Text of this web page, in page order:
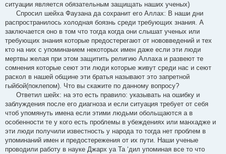
ситуации является обязательным защищать наших ученых)
Спросил шейха Фаузана да сохранит его Аллах: В наши дни
распространилось холодная боязнь среди требующих знания. А
заключается оно в том что тогда когда они слышат ученых или
требующих знания которые предостерегают от нововведений и тех
кто на них с упоминанием некоторых имен даже если эти люди
мертвы желая при этом защитить религию Аллаха и развеют те
сомнения которые сеют эти люди которые живут среди нас и сеют
раскол в нашей общине эти братья называют это запретной
гыйбой(поклепом). Что вы скажите по данному вопросу?
Ответил шейх: на это есть правило: указывать на ошибку и
заблуждения после его диагноза и если ситуация требует от себя
чтоб упомянуть имена если этими людьми обольщаются а в
особенности те у кого есть проблемы в убеждениях или манхадже и
эти люди получили известность у народа то тогда нет проблем в
упоминаний имен и предостережения от их пути. Наши ученые
проводили работу в науке Джарх уа Та ‘дил упоминая все то что